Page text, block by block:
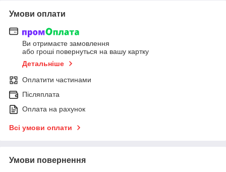
Умови оплати
Ви отримаєте замовлення
або гроші повернуться на вашу картку
Детальніше
Оплатити частинами
Післяплата
Оплата на рахунок
Всі умови оплати
Умови повернення